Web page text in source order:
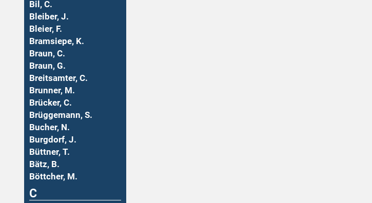
Bil, C.
Bleiber, J.
Bleier, F.
Bramsiepe, K.
Braun, C.
Braun, G.
Breitsamter, C.
Brunner, M.
Brücker, C.
Brüggemann, S.
Bucher, N.
Burgdorf, J.
Büttner, T.
Bätz, B.
Böttcher, M.
C